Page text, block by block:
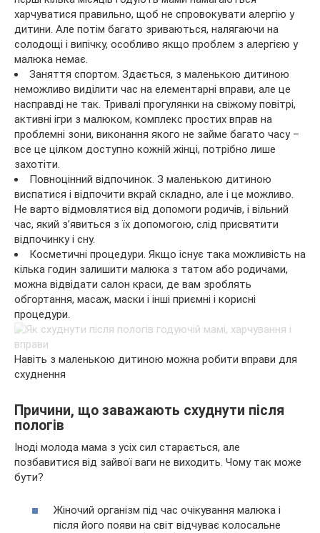
харчуватися правильно, щоб не спровокувати алергію у
дитини. Але потім багато зриваються, налягаючи на
солодощі і випічку, особливо якщо проблем з алергією у
малюка немає.
Заняття спортом. Здається, з маленькою дитиною
неможливо виділити час на елементарні вправи, але це
насправді не так. Тривалі прогулянки на свіжому повітрі,
активні ігри з малюком, комплекс простих вправ на
проблемні зони, виконання якого не займе багато часу –
все це цілком доступно кожній жінці, потрібно лише
захотіти.
Повноцінний відпочинок. З маленькою дитиною
виспатися і відпочити вкрай складно, але і це можливо.
Не варто відмовлятися від допомоги родичів, і вільний
час, який з’явиться з їх допомогою, слід присвятити
відпочинку і сну.
Косметичні процедури. Якщо існує така можливість на
кілька годин залишити малюка з татом або родичами,
можна відвідати салон краси, де вам зроблять
обгортання, масаж, маски і інші приємні і корисні
процедури.
Навіть з маленькою дитиною можна робити вправи для
схуднення
Причини, що заважають схуднути після
пологів
Іноді молода мама з усіх сил старається, але
позбавитися від зайвої ваги не виходить. Чому так може
бути?
Жіночий організм під час очікування малюка і
після його появи на світ відчуває колосальне